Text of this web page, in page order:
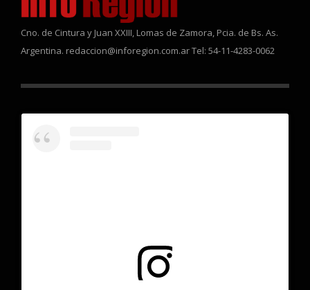
Cno. de Cintura y Juan XXIII, Lomas de Zamora, Pcia. de Bs. As.
Argentina. redaccion@inforegion.com.ar Tel: 54-11-4283-0062